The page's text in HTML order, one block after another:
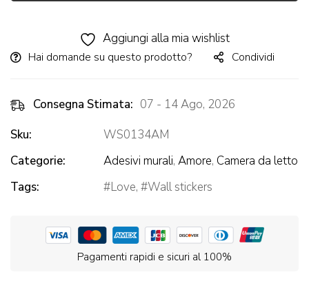
Aggiungi alla mia wishlist
Hai domande su questo prodotto? Condividi
Consegna Stimata: 07 - 14 Ago, 2026
Sku:
WS0134AM
Categorie:
Adesivi murali, Amore, Camera da letto
Tags:
Love, Wall stickers
Pagamenti rapidi e sicuri al 100%